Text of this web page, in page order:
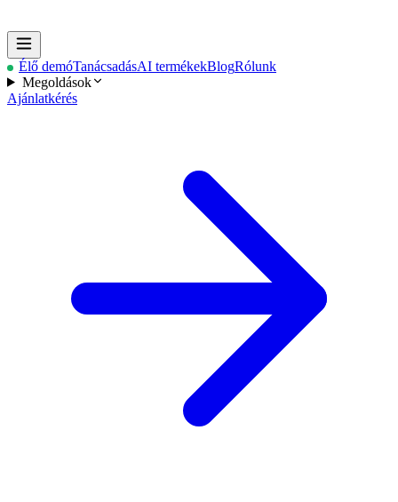
Élő demóTanácsadásAI termékekBlogRólunk
Megoldások
Ajánlatkérés